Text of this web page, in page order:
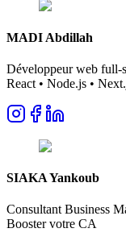
MADI Abdillah
Développeur web full-
React • Node.js •
SIAKA Yankoub
Consultant Business
Booster votre CA